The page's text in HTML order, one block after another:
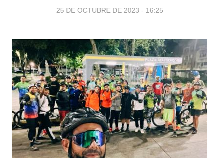
25 DE OCTUBRE DE 2023 - 16:25